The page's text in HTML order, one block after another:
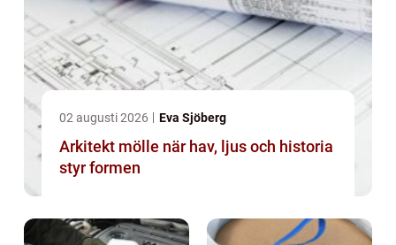
02 augusti 2026 Eva Sjöberg
Arkitekt mölle när hav, ljus och historia
styr formen